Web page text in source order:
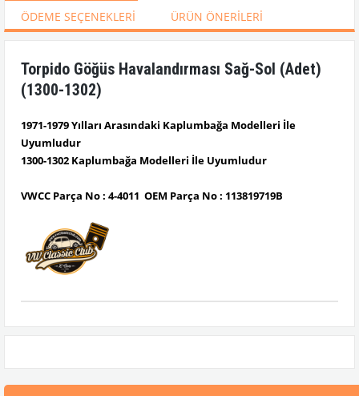
ÖDEME SEÇENEKLERI
ÜRÜN ÖNERILERI
Torpido Göğüs Havalandırması Sağ-Sol (Adet)
(1300-1302)
1971-1979 Yılları Arasındaki Kaplumbağa Modelleri İle
Uyumludur
1300-1302 Kaplumbağa Modelleri İle Uyumludur
VWCC Parça No : 4-4011 OEM Parça No : 113819719B